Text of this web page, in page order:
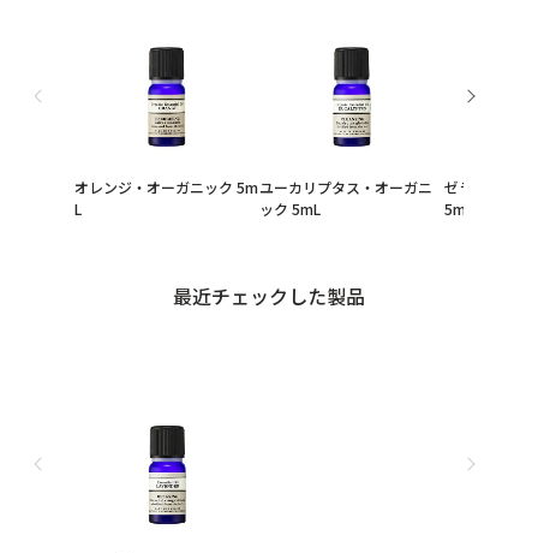
オレンジ・オーガニック 5m
L
ユーカリプタス・オーガニ
ック 5mL
ゼラニウム・
5mL
最近チェックした製品